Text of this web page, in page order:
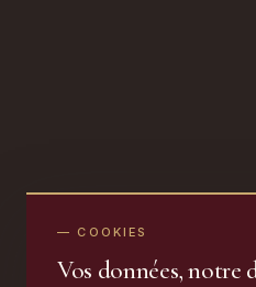
— COOKIES
Vos données, notre